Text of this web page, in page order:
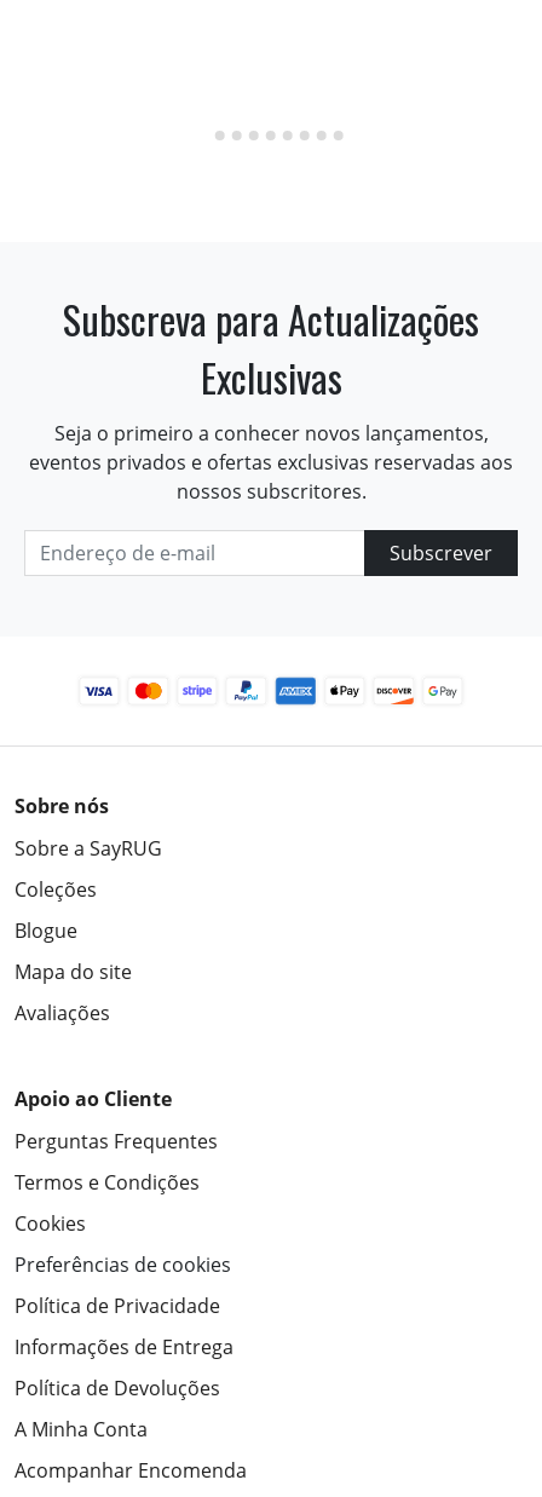
Subscreva para Actualizações
Exclusivas
Seja o primeiro a conhecer novos lançamentos,
eventos privados e ofertas exclusivas reservadas aos
nossos subscritores.
Subscrever
Sobre nós
Sobre a SayRUG
Coleções
Blogue
Mapa do site
Avaliações
Apoio ao Cliente
Perguntas Frequentes
Termos e Condições
Cookies
Preferências de cookies
Política de Privacidade
Informações de Entrega
Política de Devoluções
A Minha Conta
Acompanhar Encomenda